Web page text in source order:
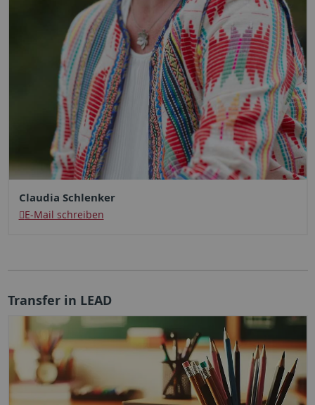
Claudia Schlenker
E-Mail schreiben
Transfer in LEAD